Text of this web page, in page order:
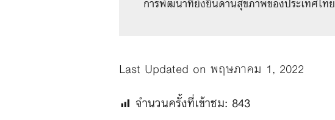
Last Updated on พฤษภาคม 1, 2022
จำนวนครั้งที่เข้าชม: 843